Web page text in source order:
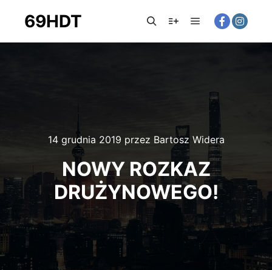
69HDT
14 grudnia 2019 przez Bartosz Widera
NOWY ROZKAZ
DRUŻYNOWEGO!